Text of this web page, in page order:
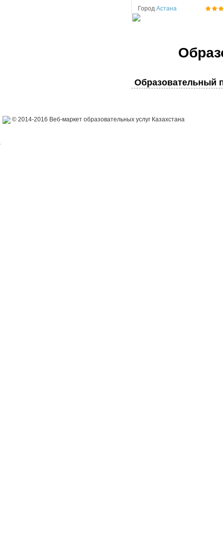
Город Астана
Образовательный
© 2014-2016 Веб-маркет образовательных услуг Казахстана